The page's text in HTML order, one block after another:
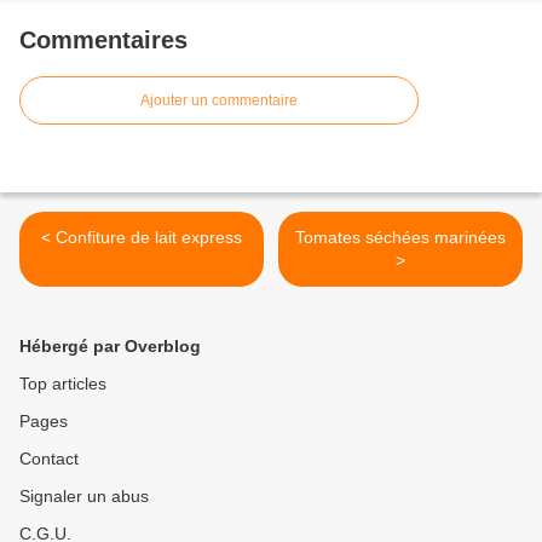
Commentaires
Ajouter un commentaire
< Confiture de lait express
Tomates séchées marinées
>
Hébergé par Overblog
Top articles
Pages
Contact
Signaler un abus
C.G.U.